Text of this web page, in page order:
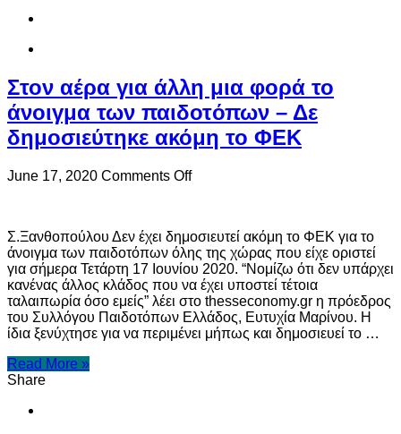
Στον αέρα για άλλη μια φορά το
άνοιγμα των παιδοτόπων – Δε
δημοσιεύτηκε ακόμη το ΦΕΚ
June 17, 2020 Comments Offon
άλλη
μια
φορά
το
άνοιγμα
των
παιδοτόπων
Σ.Ξανθοπούλου Δεν έχει δημοσιευτεί ακόμη το ΦΕΚ για το
άνοιγμα των παιδοτόπων όλης της χώρας που είχε οριστεί
για σήμερα Τετάρτη 17 Ιουνίου 2020. “Νομίζω ότι δεν υπάρχει
κανένας άλλος κλάδος που να έχει υποστεί τέτοια
ταλαιπωρία όσο εμείς” λέει στο thesseconomy.gr η πρόεδρος
του Συλλόγου Παιδοτόπων Ελλάδος, Ευτυχία Μαρίνου. Η
ίδια ξενύχτησε για να περιμένει μήπως και δημοσιευεί το …
Read More »
Share